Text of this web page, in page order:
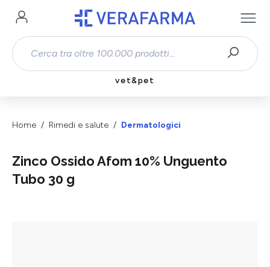
Passa al contenuto principale
vet&pet
Home Rimedi e salute Dermatologici
Zinco Ossido Afom 10% Unguento
Tubo 30 g